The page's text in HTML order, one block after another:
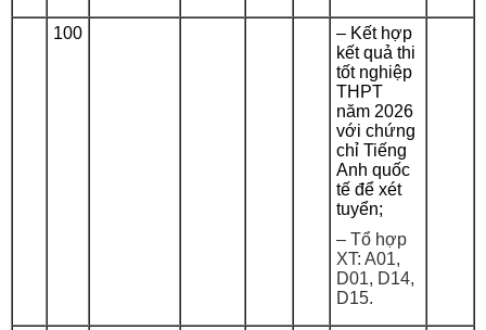
100
– Kết hợp
kết quả thi
tốt nghiệp
THPT
năm 2026
với chứng
chỉ Tiếng
Anh quốc
tế để xét
tuyển;
– Tổ hợp
XT: A01,
D01, D14,
D15.